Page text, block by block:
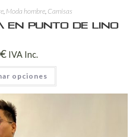
Moda hombre Camisas
en punto de lino
€ IVA Inc.
opciones